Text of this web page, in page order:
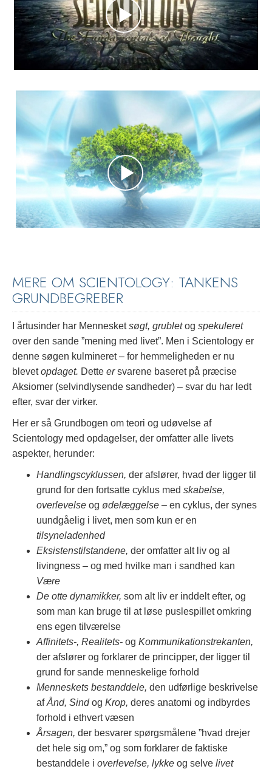
MERE OM SCIENTOLOGY: TANKENS
GRUNDBEGREBER
I årtusinder har Mennesketsøgt, grubletog spekuleret
over den sande ”mening med livet”. Men i Scientology er
denne søgen kulmineret – for hemmeligheden er nu
blevetopdaget. Dette ersvarene baseret på præcise
Aksiomer (selvindlysende sandheder) – svar du har ledt
efter, svar der virker.
Her er så Grundbogen om teori og udøvelse af
Scientology med opdagelser, der omfatter alle livets
aspekter, herunder:
Handlingscyklussen, der afslører, hvad der ligger til
grund for den fortsatte cyklus med skabelse,
overlevelse og ødelæggelse – en cyklus, der synes
uundgåelig i livet, men som kun er en
tilsyneladenhed
Eksistenstilstandene, der omfatter alt liv og al
livingness – og med hvilke man i sandhed kan
Være
De otte dynamikker, som alt liv er inddelt efter, og
som man kan bruge til at løse puslespillet omkring
ens egen tilværelse
Affinitets-, Realitets- og Kommunikationstrekanten,
der afslører og forklarer de principper, der ligger til
grund for sande menneskelige forhold
Menneskets bestanddele, den udførlige beskrivelse
afÅnd, Sindog Krop, deres anatomi og indbyrdes
forhold i ethvert væsen
Årsagen, der besvarer spørgsmålene ”hvad drejer
det hele sig om,” og som forklarer de faktiske
bestanddele i overlevelse, lykke og selve livet